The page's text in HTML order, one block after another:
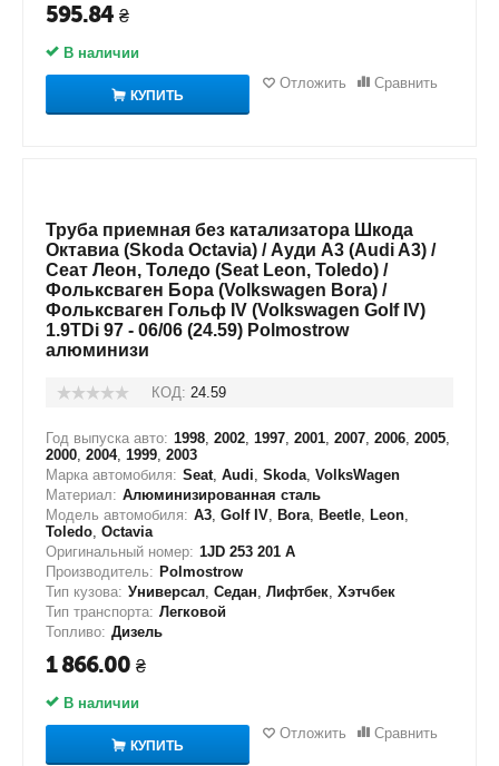
595.84 ₴
В наличии
КУПИТЬ
Отложить Сравнить
Труба приемная без катализатора Шкода
Октавиа (Skoda Octavia) / Ауди А3 (Audi A3) /
Сеат Леон, Толедо (Seat Leon, Toledo) /
Фольксваген Бора (Volkswagen Bora) /
Фольксваген Гольф IV (Volkswagen Golf IV)
1.9TDi 97 - 06/06 (24.59) Polmostrow
алюминизи
КОД: 24.59
Год выпуска авто: 1998, 2002, 1997, 2001, 2007, 2006, 2005,
2000, 2004, 1999, 2003
Марка автомобиля: Seat, Audi, Skoda, VolksWagen
Материал: Алюминизированная сталь
Модель автомобиля: A3, Golf IV, Bora, Beetle, Leon,
Toledo, Octavia
Оригинальный номер: 1JD 253 201 A
Производитель: Polmostrow
Тип кузова: Универсал, Седан, Лифтбек, Хэтчбек
Тип транспорта: Легковой
Топливо: Дизель
1 866.00 ₴
В наличии
КУПИТЬ
Отложить Сравнить